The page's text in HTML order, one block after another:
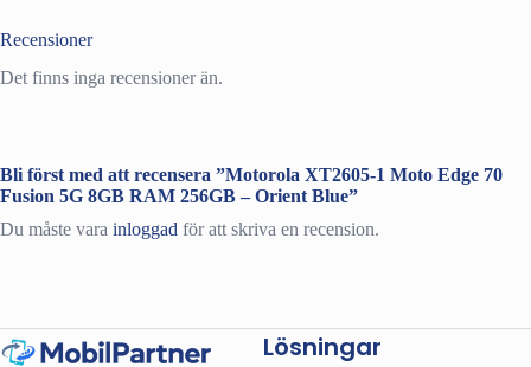
Recensioner
Det finns inga recensioner än.
Bli först med att recensera ”Motorola XT2605-1 Moto Edge 70
Fusion 5G 8GB RAM 256GB – Orient Blue”
Du måste vara inloggad för att skriva en recension.
Lösningar